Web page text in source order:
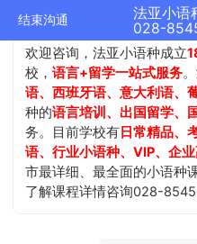
结束沟通
法亚小语
028-
欢迎咨询，法亚小语种成立
校，语言+留学一站式服务
语、西班牙语、意大利语、
种的语言培训、出国留学、
务。目前学校有 日常精品、
语、行业小语种、VIP、企
市最详细、最全面的小语种
了解课程详情咨询028-